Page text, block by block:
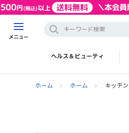
メニュー
ヘルス＆ビューティ
ホーム > ホーム > キッチ